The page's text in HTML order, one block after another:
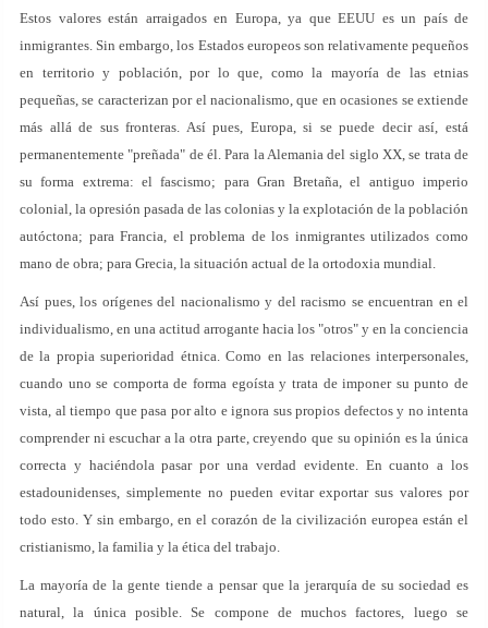
Estos valores están arraigados en Europa, ya que EEUU es un país de
inmigrantes. Sin embargo, los Estados europeos son relativamente pequeños
en territorio y población, por lo que, como la mayoría de las etnias
pequeñas, se caracterizan por el nacionalismo, que en ocasiones se extiende
más allá de sus fronteras. Así pues, Europa, si se puede decir así, está
permanentemente "preñada" de él. Para la Alemania del siglo XX, se trata de
su forma extrema: el fascismo; para Gran Bretaña, el antiguo imperio
colonial, la opresión pasada de las colonias y la explotación de la población
autóctona; para Francia, el problema de los inmigrantes utilizados como
mano de obra; para Grecia, la situación actual de la ortodoxia mundial.
Así pues, los orígenes del nacionalismo y del racismo se encuentran en el
individualismo, en una actitud arrogante hacia los "otros" y en la conciencia
de la propia superioridad étnica. Como en las relaciones interpersonales,
cuando uno se comporta de forma egoísta y trata de imponer su punto de
vista, al tiempo que pasa por alto e ignora sus propios defectos y no intenta
comprender ni escuchar a la otra parte, creyendo que su opinión es la única
correcta y haciéndola pasar por una verdad evidente. En cuanto a los
estadounidenses, simplemente no pueden evitar exportar sus valores por
todo esto. Y sin embargo, en el corazón de la civilización europea están el
cristianismo, la familia y la ética del trabajo.
La mayoría de la gente tiende a pensar que la jerarquía de su sociedad es
natural, la única posible. Se compone de muchos factores, luego se